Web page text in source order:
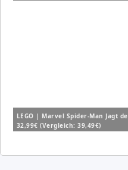
LEGO | Marvel Spider-Man Jagt
32,99€ (Vergleich: 39,49€)